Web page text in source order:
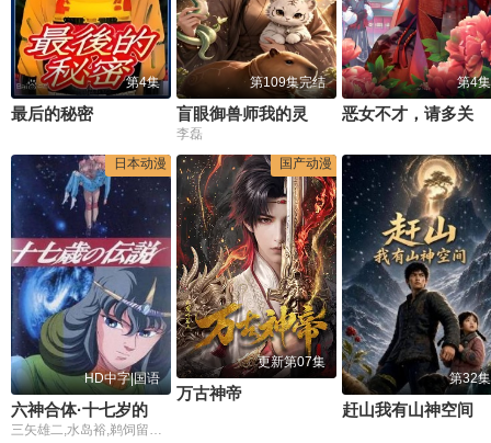
第4集
最后的秘密
第109集完结
李磊
第4集
日本动漫
HD中字|国语
三矢雄二,水岛裕,鹈饲留美子,纳谷悟朗
国产动漫
更新第07集
万古神帝
第32集
赶山我有山神空间